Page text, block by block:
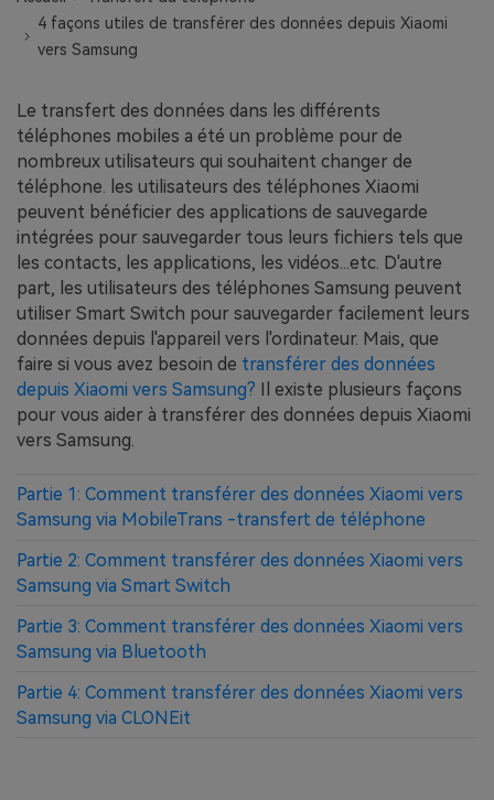
EXPLOREZ PLUS DE SUJETS
Plan Éducation
4 façons utiles de transférer des données depuis Xiaomi
vers Samsung
Le transfert des données dans les différents
téléphones mobiles a été un problème pour de
nombreux utilisateurs qui souhaitent changer de
téléphone. les utilisateurs des téléphones Xiaomi
peuvent bénéficier des applications de sauvegarde
intégrées pour sauvegarder tous leurs fichiers tels que
les contacts, les applications, les vidéos...etc. D'autre
part, les utilisateurs des téléphones Samsung peuvent
utiliser Smart Switch pour sauvegarder facilement leurs
données depuis l'appareil vers l'ordinateur. Mais, que
faire si vous avez besoin de transférer des données
depuis Xiaomi vers Samsung? Il existe plusieurs façons
pour vous aider à transférer des données depuis Xiaomi
vers Samsung.
Partie 1: Comment transférer des données Xiaomi vers
Samsung via MobileTrans -transfert de téléphone
Partie 2: Comment transférer des données Xiaomi vers
Samsung via Smart Switch
Partie 3: Comment transférer des données Xiaomi vers
Samsung via Bluetooth
Partie 4: Comment transférer des données Xiaomi vers
Samsung via CLONEit